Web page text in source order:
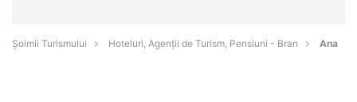
Șoimii Turismului Hoteluri, Agenții de Turism, Pensiuni - Bran Ana